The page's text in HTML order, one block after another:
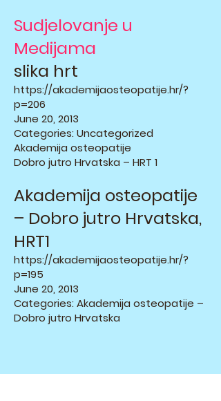
Sudjelovanje u
Medijama
slika hrt
https://akademijaosteopatije.hr/?
p=206
June 20, 2013
Categories: Uncategorized
Akademija osteopatije
Dobro jutro Hrvatska – HRT 1
Akademija osteopatije
– Dobro jutro Hrvatska,
HRT1
https://akademijaosteopatije.hr/?
p=195
June 20, 2013
Categories: Akademija osteopatije –
Dobro jutro Hrvatska
PREDAVANJA: